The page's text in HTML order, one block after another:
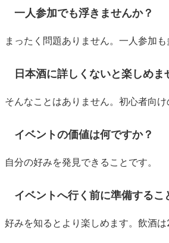
一人参加でも浮きませんか？
まったく問題ありません。一人参加も
日本酒に詳しくないと楽しめま
そんなことはありません。初心者向け
イベントの価値は何ですか？
自分の好みを発見できることです。
イベントへ行く前に準備するこ
好みを知るとより楽しめます。飲酒は